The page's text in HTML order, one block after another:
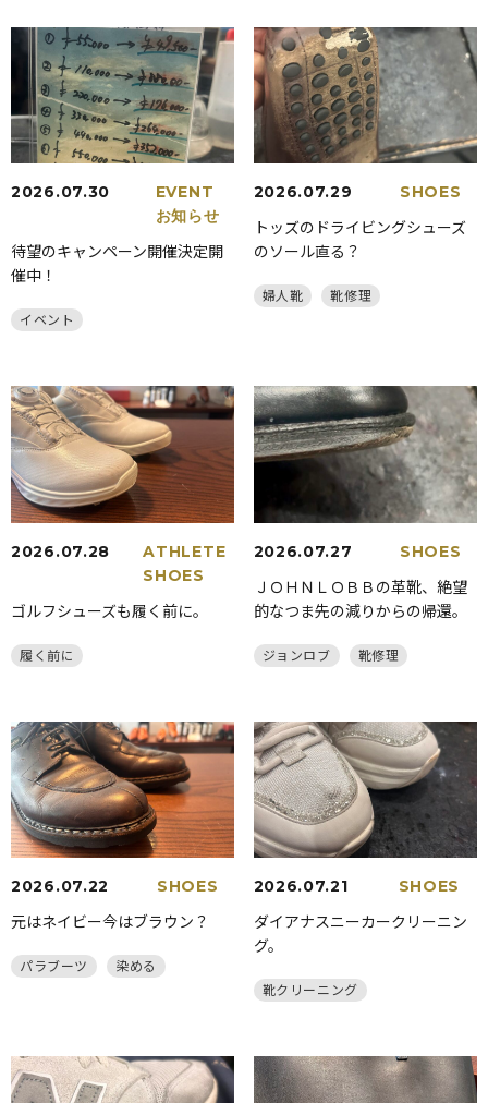
2026.07.30
EVENT
お知らせ
待望のキャンペーン開催決定開
催中！
イベント
2026.07.29 SHOES
トッズのドライビングシューズ
のソール直る？
婦人靴 靴修理
2026.07.28
ATHLETE
SHOES
ゴルフシューズも履く前に。
履く前に
2026.07.27 SHOES
ＪＯＨＮＬＯＢＢの革靴、絶望
的なつま先の減りからの帰還。
ジョンロブ 靴修理
2026.07.22 SHOES
元はネイビー今はブラウン？
パラブーツ 染める
2026.07.21 SHOES
ダイアナスニーカークリーニン
グ。
靴クリーニング